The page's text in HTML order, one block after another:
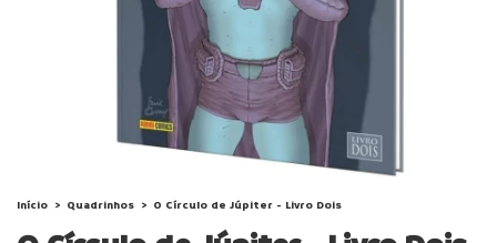
Início > Quadrinhos > O Círculo de Júpiter - Livro Dois